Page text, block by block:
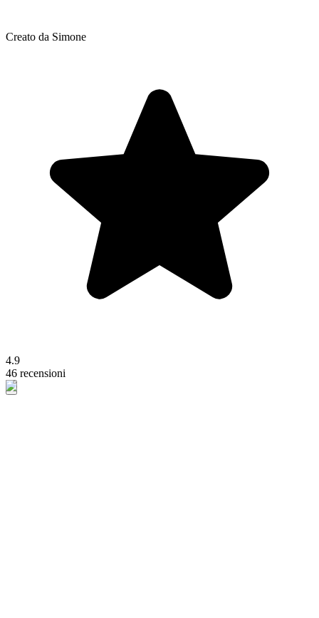
Creato da Simone
4.9
46 recensioni